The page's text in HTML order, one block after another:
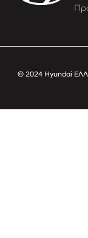
© 2024 Hyundai